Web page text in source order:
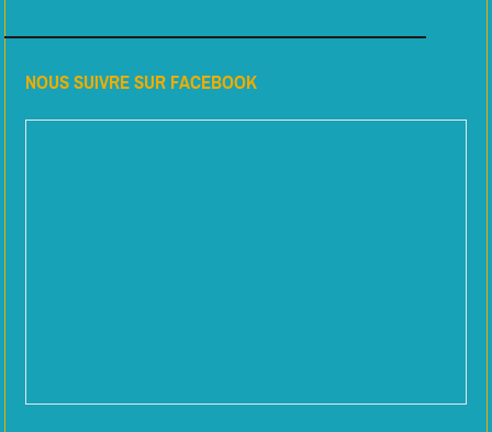
NOUS SUIVRE SUR FACEBOOK